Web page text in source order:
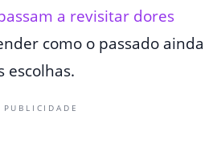
a revisitar dores
como o passado ainda
escolhas.
PUBLICIDADE